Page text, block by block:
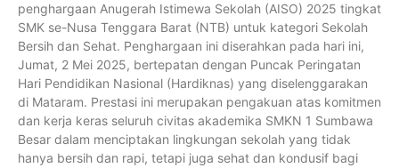
penghargaan Anugerah Istimewa Sekolah (AISO) 2025 tingkat
SMK se-Nusa Tenggara Barat (NTB) untuk kategori Sekolah
Bersih dan Sehat. Penghargaan ini diserahkan pada hari ini,
Jumat, 2 Mei 2025, bertepatan dengan Puncak Peringatan
Hari Pendidikan Nasional (Hardiknas) yang diselenggarakan
di Mataram. Prestasi ini merupakan pengakuan atas komitmen
dan kerja keras seluruh civitas akademika SMKN 1 Sumbawa
Besar dalam menciptakan lingkungan sekolah yang tidak
hanya bersih dan rapi, tetapi juga sehat dan kondusif bagi